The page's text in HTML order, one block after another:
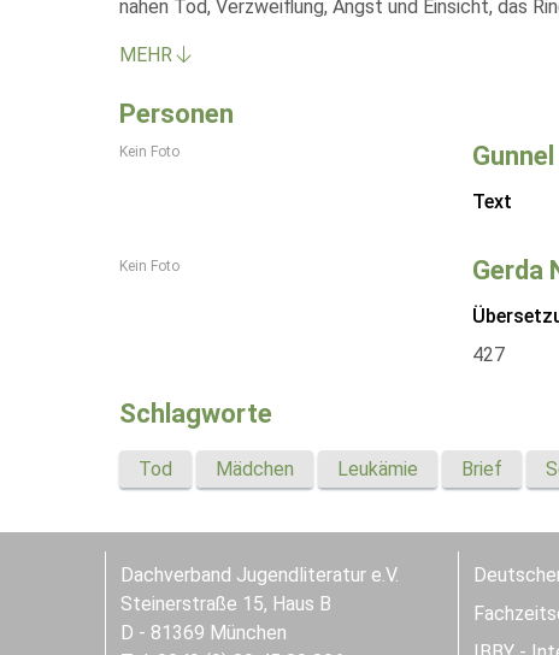
nahen Tod, Verzweiflung, Angst und Einsicht, das
MEHR
Personen
Kein Foto
Text
Kein Foto Gerda
427
Schlagworte
Tod Mädchen Leukämie Brief
Dachverband Jugendliteratur e.V.
Steinerstraße 15, Haus B
D - 81369 München